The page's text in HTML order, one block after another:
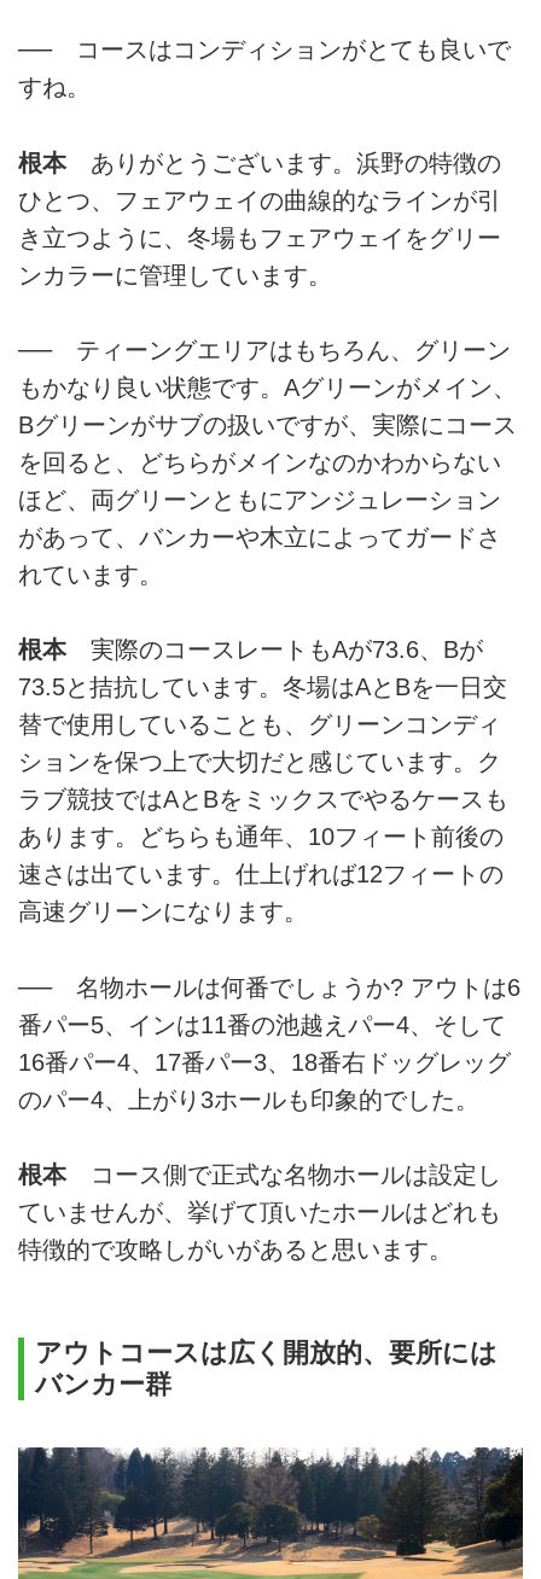
── コースはコンディションがとても良いで
すね。
根本ありがとうございます。浜野の特徴の
ひとつ、フェアウェイの曲線的なラインが引
き立つように、冬場もフェアウェイをグリー
ンカラーに管理しています。
── ティーングエリアはもちろん、グリーン
もかなり良い状態です。Aグリーンがメイン、
Bグリーンがサブの扱いですが、実際にコース
を回ると、どちらがメインなのかわからない
ほど、両グリーンともにアンジュレーション
があって、バンカーや木立によってガードさ
れています。
根本実際のコースレートもAが73.6、Bが
73.5と拮抗しています。冬場はAとBを一日交
替で使用していることも、グリーンコンディ
ションを保つ上で大切だと感じています。ク
ラブ競技ではAとBをミックスでやるケースも
あります。どちらも通年、10フィート前後の
速さは出ています。仕上げれば12フィートの
高速グリーンになります。
── 名物ホールは何番でしょうか? アウトは6
番パー5、インは11番の池越えパー4、そして
16番パー4、17番パー3、18番右ドッグレッグ
のパー4、上がり3ホールも印象的でした。
根本コース側で正式な名物ホールは設定し
ていませんが、挙げて頂いたホールはどれも
特徴的で攻略しがいがあると思います。
アウトコースは広く開放的、要所には
バンカー群